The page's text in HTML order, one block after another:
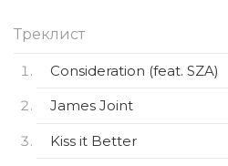
Треклист
Consideration (feat. SZA)
James Joint
Kiss it Better